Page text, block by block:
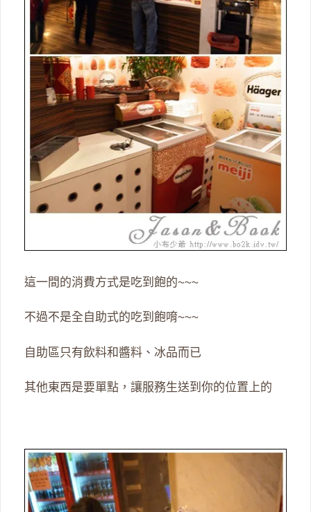
這一間的消費方式是吃到飽的~~~
不過不是全自助式的吃到飽唷~~~
自助區只有飲料和醬料、冰品而已
其他東西是要單點，讓服務生送到你的位置上的